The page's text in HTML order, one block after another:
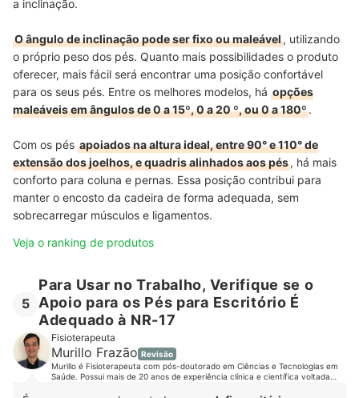
a inclinação.
O ângulo de inclinação pode ser fixo ou maleável, utilizando
o próprio peso dos pés. Quanto mais possibilidades o produto
oferecer, mais fácil será encontrar uma posição confortável
para os seus pés. Entre os melhores modelos, há opções
maleáveis em ângulos de 0 a 15º, 0 a 20 º, ou 0 a 180º.
Com os pés apoiados na altura ideal, entre 90° e 110° de
extensão dos joelhos, e quadris alinhados aos pés, há mais
conforto para coluna e pernas. Essa posição contribui para
manter o encosto da cadeira de forma adequada, sem
sobrecarregar músculos e ligamentos.
Veja o ranking de produtos
5
Para Usar no Trabalho, Verifique se o
Apoio para os Pés para Escritório É
Adequado à NR-17
Fisioterapeuta
Murillo Frazão Revisão
Murillo é Fisioterapeuta com pós-doutorado em Ciências e Tecnologias em
Saúde. Possui mais de 20 anos de experiência clínica e científica voltada